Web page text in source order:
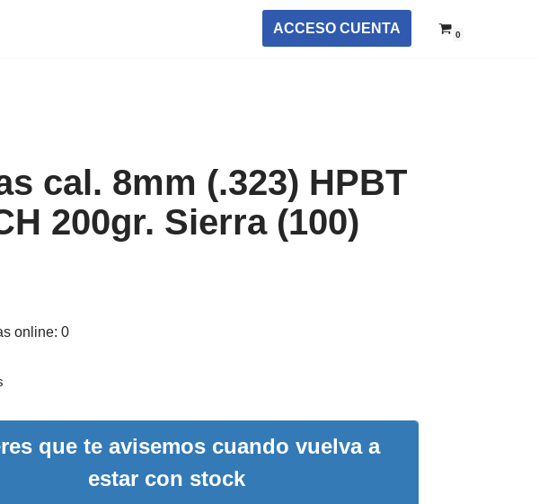
ACCESO CUENTA 0
cal. 8mm (.323) HPBT
200gr. Sierra (100)
online: 0
que te avisemos cuando vuelva a
estar con stock